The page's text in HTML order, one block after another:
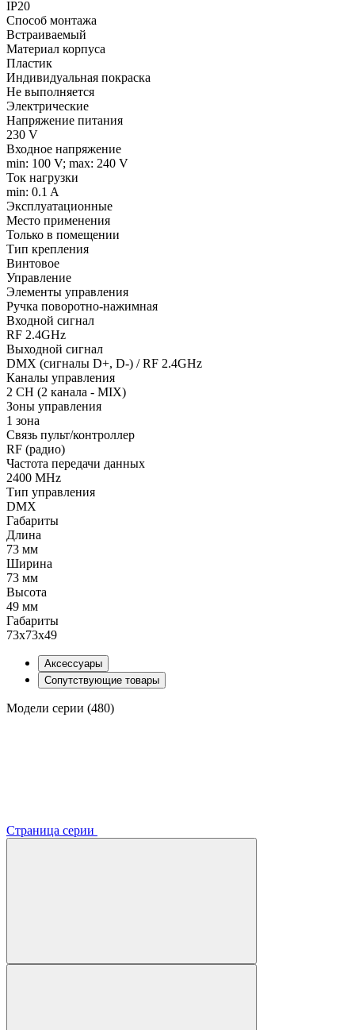
IP20
Способ монтажа
Встраиваемый
Материал корпуса
Пластик
Индивидуальная покраска
Не выполняется
Электрические
Напряжение питания
230 V
Входное напряжение
min: 100 V; max: 240 V
Ток нагрузки
min: 0.1 A
Эксплуатационные
Место применения
Только в помещении
Тип крепления
Винтовое
Управление
Элементы управления
Ручка поворотно-нажимная
Входной сигнал
RF 2.4GHz
Выходной сигнал
DMX (сигналы D+, D-) / RF 2.4GHz
Каналы управления
2 CH (2 канала - MIX)
Зоны управления
1 зона
Связь пульт/контроллер
RF (радио)
Частота передачи данных
2400 MHz
Тип управления
DMX
Габариты
Длина
73 мм
Ширина
73 мм
Высота
49 мм
Габариты
73х73х49
Аксессуары
Сопутствующие товары
Модели серии (480)
Страница серии